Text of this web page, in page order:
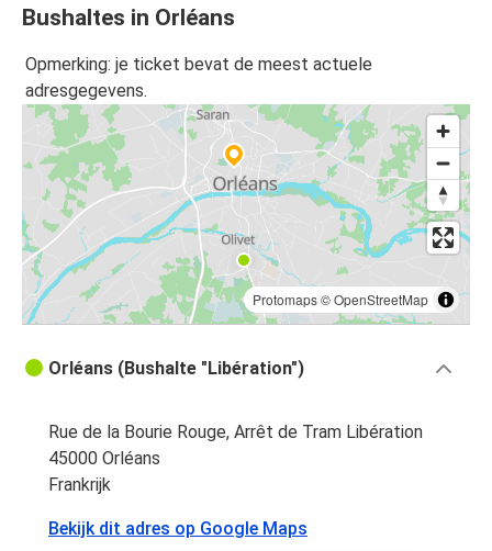
Bushaltes in Orléans
Opmerking: je ticket bevat de meest actuele
adresgegevens.
Protomaps©OpenStreetMap
Orléans (Bushalte "Libération")
Rue de la Bourie Rouge, Arrêt de Tram Libération
45000 Orléans
Frankrijk
Bekijk dit adres op Google Maps